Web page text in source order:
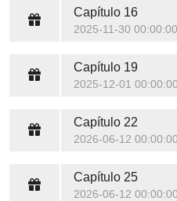
Capítulo 16
2025-11-30 00:00:00
Capítulo 19
2025-12-01 00:00:00
Capítulo 22
2026-06-12 00:00:00
Capítulo 25
2026-06-12 00:00:00